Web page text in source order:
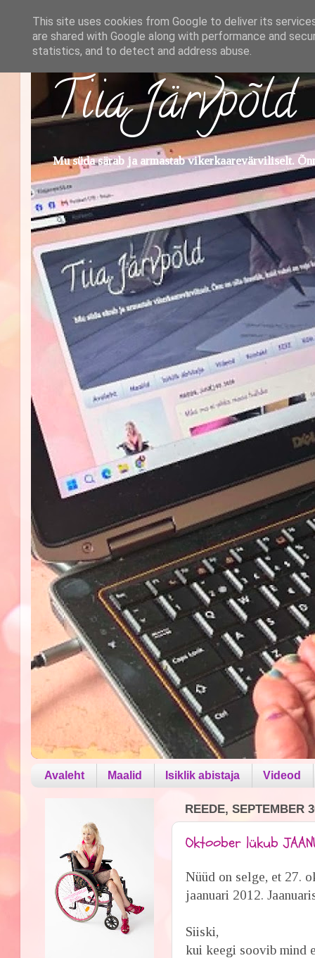
Tiia Järvpõld
Mu süda särab ja armastab vikerkaarevärviliselt.
Avaleht Maalid Isiklik abistaja Videod
REEDE, SEPTEMBER
Oktoober lükub
Nüüd on selge, et 27.
jaanuari 2012.
Siiski,
kui keegi soovib mind
This site uses cookies from Google to deliver its
are shared with Google along with performance and
statistics, and to detect and address abuse.